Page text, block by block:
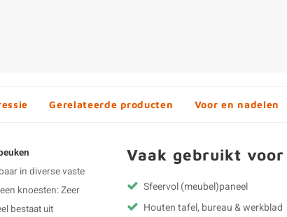
Gerelateerde producten Voor en nadelen
in diverse vaste
knoesten: Zeer
bestaat uit
Vaak gebruikt voor
Sfeervol (meubel)paneel
Houten tafel, bureau & werkblad